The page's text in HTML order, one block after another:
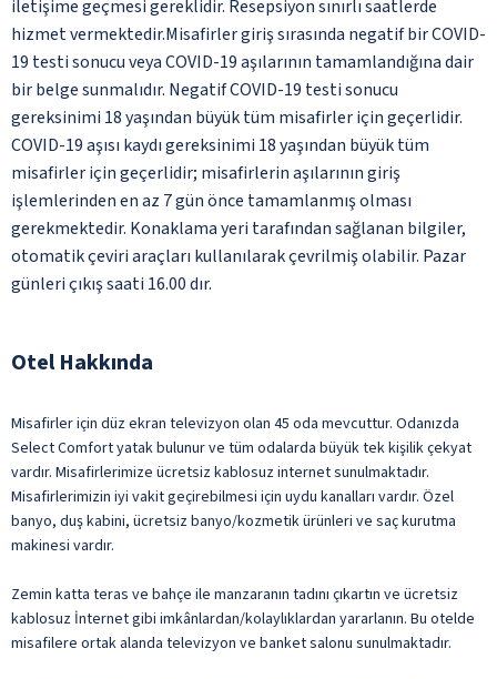
iletişime geçmesi gereklidir. Resepsiyon sınırlı saatlerde
hizmet vermektedir.Misafirler giriş sırasında negatif bir COVID-
19 testi sonucu veya COVID-19 aşılarının tamamlandığına dair
bir belge sunmalıdır. Negatif COVID-19 testi sonucu
gereksinimi 18 yaşından büyük tüm misafirler için geçerlidir.
COVID-19 aşısı kaydı gereksinimi 18 yaşından büyük tüm
misafirler için geçerlidir; misafirlerin aşılarının giriş
işlemlerinden en az 7 gün önce tamamlanmış olması
gerekmektedir. Konaklama yeri tarafından sağlanan bilgiler,
otomatik çeviri araçları kullanılarak çevrilmiş olabilir. Pazar
günleri çıkış saati 16.00 dır.
Otel Hakkında
Misafirler için düz ekran televizyon olan 45 oda mevcuttur. Odanızda
Select Comfort yatak bulunur ve tüm odalarda büyük tek kişilik çekyat
vardır. Misafirlerimize ücretsiz kablosuz internet sunulmaktadır.
Misafirlerimizin iyi vakit geçirebilmesi için uydu kanalları vardır. Özel
banyo, duş kabini, ücretsiz banyo/kozmetik ürünleri ve saç kurutma
makinesi vardır.
Zemin katta teras ve bahçe ile manzaranın tadını çıkartın ve ücretsiz
kablosuz İnternet gibi imkânlardan/kolaylıklardan yararlanın. Bu otelde
misafilere ortak alanda televizyon ve banket salonu sunulmaktadır.